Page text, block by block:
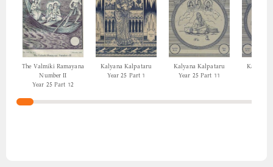
The Valmiki Ramayana
Number II
Year 25 Part 12
Kalyana Kalpataru
Year 25 Part 1
Kalyana Kalpataru
Year 25 Part 11
Kalyana